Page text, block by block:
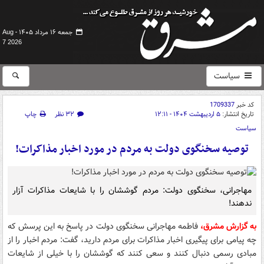
جمعه ۱۶ مرداد ۱۴۰۵ -
Aug
7 2026
سیاست
کد خبر1709337
تاریخ انتشار: ۵ اردیبهشت ۱۴۰۴ - ۱۲:۱۱ ۳۲ نظر
چاپ
سیاست
توصیه سخنگوی دولت به مردم در مورد اخبار مذاکرات!
مهاجرانی، سخنگوی دولت: مردم گوششان را با شایعات مذاکرات آزار
ندهند!
به گزارش مشرق، فاطمه مهاجرانی سخنگوی دولت در پاسخ به این پرسش که
چه پیامی برای پیگیری اخبار مذاکرات برای مردم دارید، گفت: مردم اخبار را از
مبادی رسمی دنبال کنند و سعی کنند که گوششان را با خیلی از شایعات